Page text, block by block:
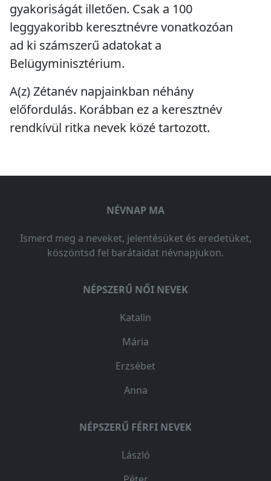
gyakoriságát illetően. Csak a 100
leggyakoribb keresztnévre vonatkozóan
ad ki számszerű adatokat a
Belügyminisztérium.
A(z) Zétanév napjainkban néhány
előfordulás. Korábban ez a keresztnév
rendkívül ritka nevek közé tartozott.
NÉVNAP MA
Ismerd meg a neveket, jelentésüket és eredetüket,
köszöntsd fel barátaidat névnapjukon.
NÉPSZERŰ NŐI NEVEK
Katalin
Mária
Erzsébet
Anna
NÉPSZERŰ FÉRFI NEVEK
László